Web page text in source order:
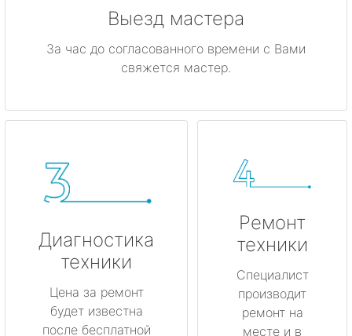
Выезд мастера
За час до согласованного времени с Вами
свяжется мастер.
Диагностика
техники
Цена за ремонт
будет известна
после бесплатной
Ремонт
техники
Специалист
производит
ремонт на
месте и в